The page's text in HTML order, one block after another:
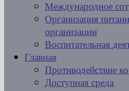
Международное
Организация
организации
Воспитательная
Главная
Противодействие
Доступная среда